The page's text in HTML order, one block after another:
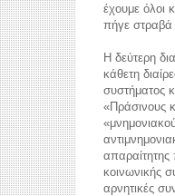
έχουμε όλοι
πήγε στραβά
Η δεύτερη
κάθετη
συστήματος
«Πράσινους
απαραίτητης
κοινωνικής
αρνητικές